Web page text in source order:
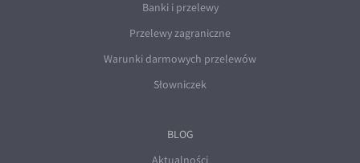
Banki i przelewy
Przelewy zagraniczne
Warunki darmowych przelewów
Słowniczek
BLOG
Aktualności